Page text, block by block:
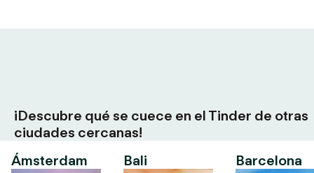
¡Descubre qué se cuece en el Tinder de otras
ciudades cercanas!
Ámsterdam
Bali Barcelona